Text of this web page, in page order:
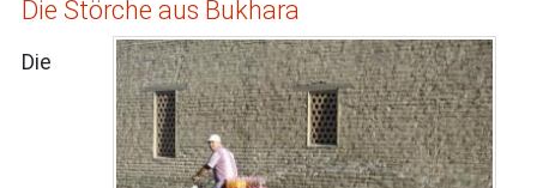
Die Störche aus Bukhara
Die